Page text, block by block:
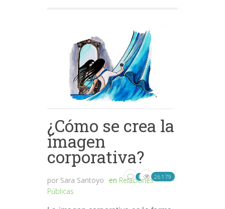
¿Cómo se crea la
imagen
corporativa?
por Sara Santoyo en Relaciones
Públicas
0 26179